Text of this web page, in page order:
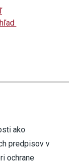
ako
predpisov v
ochrane